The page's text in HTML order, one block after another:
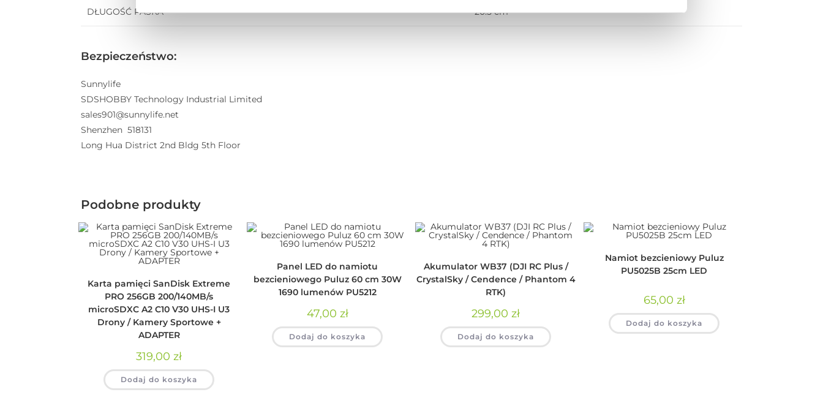
e
c
o
n
DŁUGOŚĆ PASKA 20.5 cm
Bezpieczeństwo:
Sunnylife
SDSHOBBY Technology Industrial Limited
sales901@sunnylife.net
Shenzhen 518131
Long Hua District 2nd Bldg 5th Floor
Podobne produkty
Karta pamięci SanDisk Extreme
PRO 256GB 200/140MB/s
microSDXC A2 C10 V30 UHS-I U3
Drony / Kamery Sportowe +
ADAPTER
319,00 zł
Dodaj do koszyka
Panel LED do namiotu
bezcieniowego Puluz 60 cm 30W
1690 lumenów PU5212
47,00 zł
Dodaj do koszyka
Akumulator WB37 (DJI RC Plus /
CrystalSky / Cendence / Phantom 4
RTK)
299,00 zł
Dodaj do koszyka
Namiot bezcieniowy Puluz
PU5025B 25cm LED
65,00 zł
Dodaj do koszyka